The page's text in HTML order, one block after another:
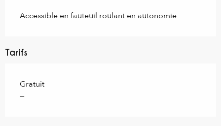
Accessible en fauteuil roulant en autonomie
Tarifs
Gratuit
—